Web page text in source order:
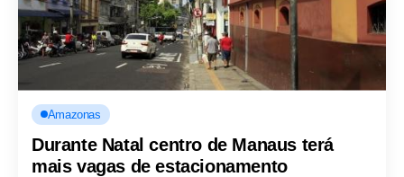
Amazonas
Durante Natal centro de Manaus terá
mais vagas de estacionamento